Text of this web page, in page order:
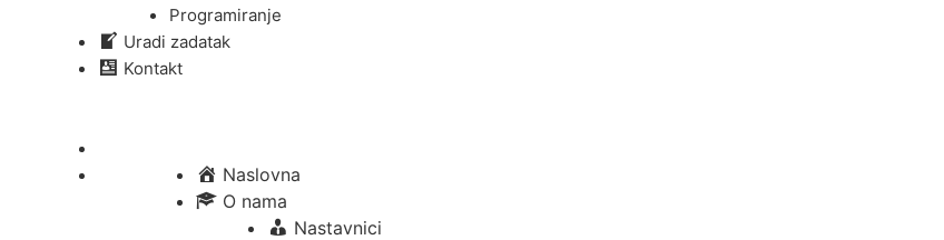
Programiranje
Uradi zadatak
Kontakt
Naslovna
O nama
Nastavnici